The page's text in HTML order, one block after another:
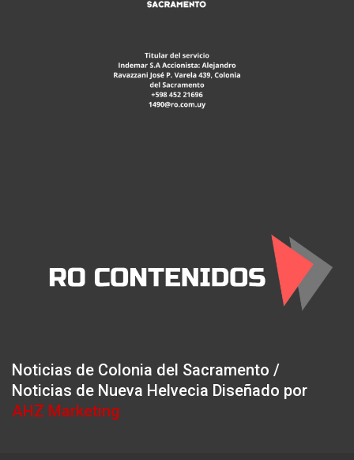
Noticias de Colonia del Sacramento /
Noticias de Nueva Helvecia Diseñado por
AHZ Marketing